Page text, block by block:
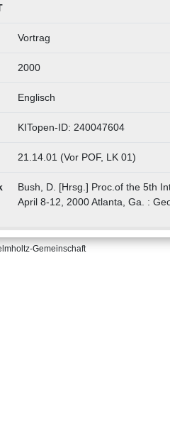
Vortrag
2000
Englisch
KITopen-ID: 240047604
21.14.01 (Vor POF, LK 01)
Bush, D. [Hrsg.] Proc.of the 5th
April 8-12, 2000 Atlanta, Ga. :
Gemeinschaft